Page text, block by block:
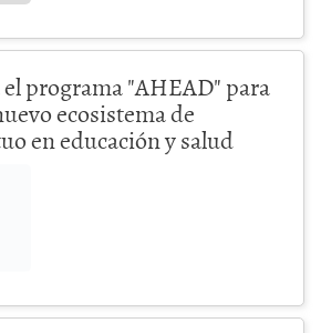
programa "AHEAD" para
ecosistema de
en educación y salud